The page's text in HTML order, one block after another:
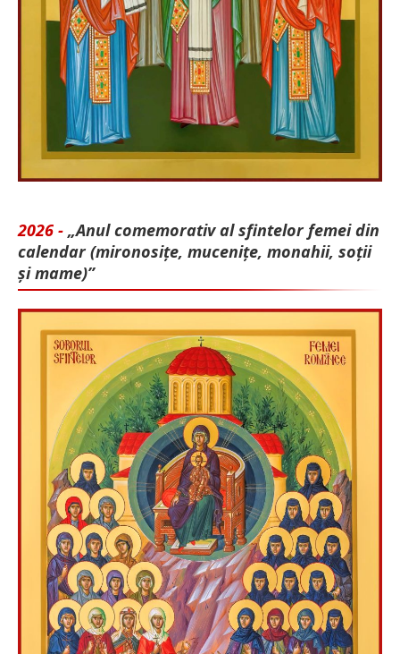
2026 - „Anul comemorativ al sfintelor femei din
calendar (mironosițe, mu­cenițe, monahii, soții
și mame)”